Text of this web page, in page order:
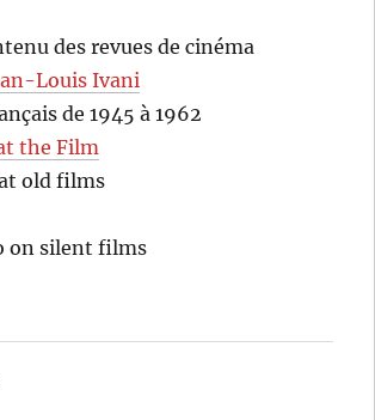
des revues de cinéma
Louis Ivani
de 1945 à 1962
the Film
old films
on silent films